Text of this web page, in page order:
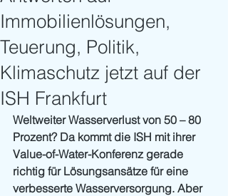
Immobilienlösungen,
Teuerung, Politik,
Klimaschutz jetzt auf der
ISH Frankfurt
Weltweiter Wasserverlust von 50 – 80
Prozent? Da kommt die ISH mit ihrer
Value-of-Water-Konferenz gerade
richtig für Lösungsansätze für eine
verbesserte Wasserversorgung. Aber